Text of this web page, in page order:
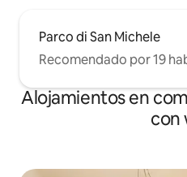
Parco di San Michele
Recomendado por 19
Alojamientos en
con